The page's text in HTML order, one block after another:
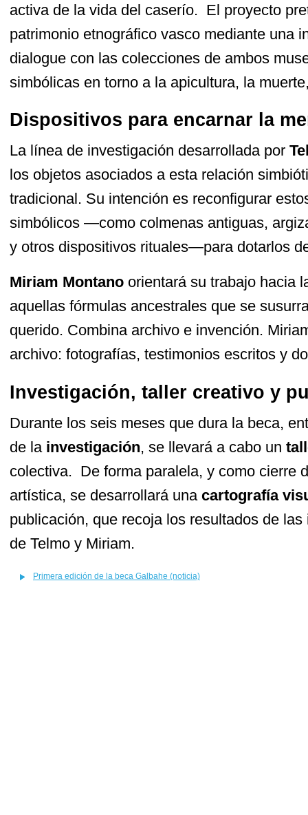
activa de la vida del caserío. El proyecto
patrimonio etnográfico vasco mediante una
dialogue con las colecciones de ambos
simbólicas en torno a la apicultura, la
Dispositivos para encarnar la
La línea de investigación desarrollada por
los objetos asociados a esta relación
tradicional. Su intención es reconfigurar
simbólicos —como colmenas antiguas,
y otros dispositivos rituales—para dotarlos
Miriam Montano orientará su trabajo hacia
aquellas fórmulas ancestrales que se
querido. Combina archivo e invención.
archivo: fotografías, testimonios escritos y
Investigación, taller creativo y
Durante los seis meses que dura la beca,
de la investigación, se llevará a cabo un
colectiva. De forma paralela, y como cierre
artística, se desarrollará una cartografía
publicación, que recoja los resultados de
de Telmo y Miriam.
Primera edición de la beca Galbahe (noticia)